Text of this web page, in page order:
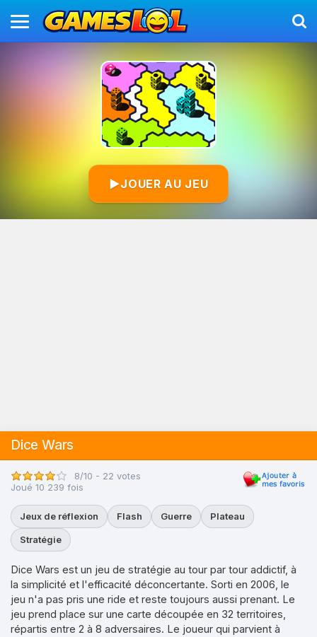
▶JOUER AU JEU
Dice Wars
8/10 - 22 votes
Joué 10 239 fois
Jeux de réflexion Flash Guerre Plateau
Stratégie
Dice Wars est un jeu de stratégie au tour par tour addictif, à
la simplicité et l'efficacité déconcertante. Sorti en 2006, le
jeu n'a pas pris une ride et reste toujours aussi prenant. Le
jeu prend place sur une carte découpée en 32 territoires,
répartis entre 2 à 8 adversaires. Le joueur qui parvient à